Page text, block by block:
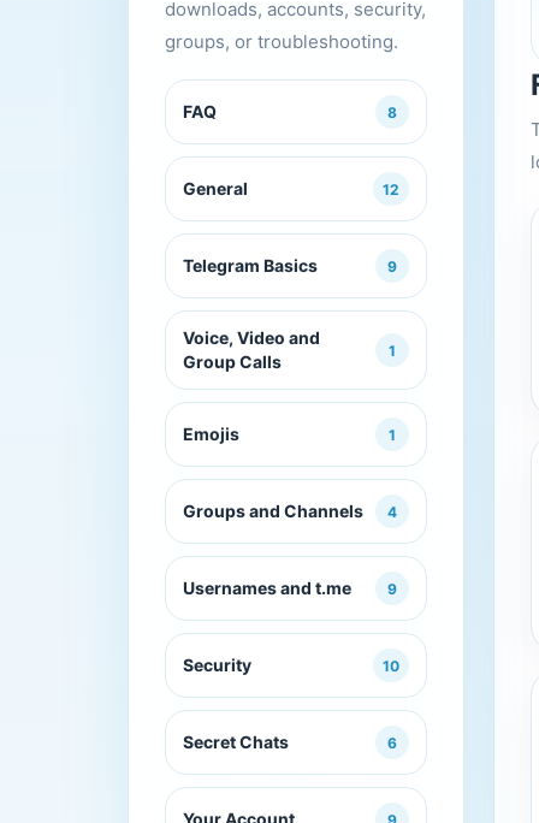
downloads, accounts, security,
groups, or troubleshooting.
FAQ 8
General 12
Telegram Basics 9
Voice, Video and
Group Calls
1
Emojis 1
Groups and Channels 4
Usernames and t.me 9
Security 10
Secret Chats 6
Your Account 9